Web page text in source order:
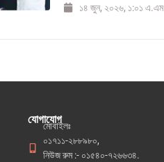
১৪ জুন, ২০২৬, ১:০১ এ.এম
যোগাযোগ
মোবাইলঃ
০১৭১১-২৮৮৯৮০,
নিউজ রুম :- ০১৫৪০-৭২৬৬৩৪.